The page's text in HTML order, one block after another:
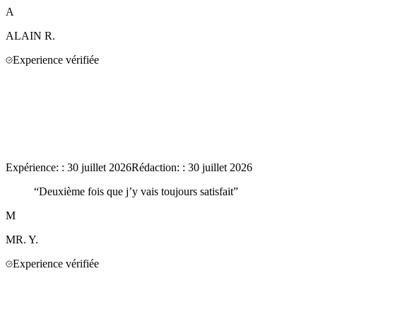
A
ALAIN R.
Experience vérifiée
Expérience: : 30 juillet 2026Rédaction: : 30 juillet 2026
“Deuxième fois que j’y vais toujours satisfait”
M
MR. Y.
Experience vérifiée